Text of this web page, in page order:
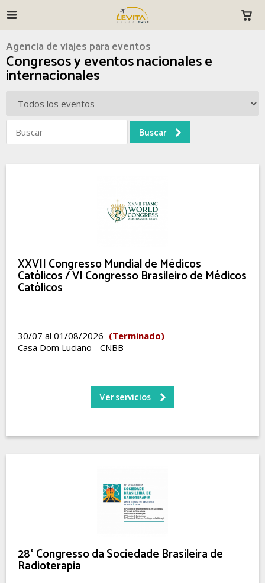
Agencia de viajes para eventos
Congresos y eventos nacionales e
internacionales
XXVII Congresso Mundial de Médicos
Católicos / VI Congresso Brasileiro de Médicos
Católicos
30/07 al 01/08/2026 (Terminado)
Casa Dom Luciano - CNBB
Ver servicios
28° Congresso da Sociedade Brasileira de
Radioterapia